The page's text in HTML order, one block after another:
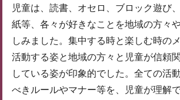
児童は、読書、オセロ、ブロック遊び
紙等、各々が好きなことを地域の方々
しみました。集中する時と楽しむ時の
活動する姿と地域の方々と児童が信頼
している姿が印象的でした。全ての活
べきルールやマナー等を、児童が理解